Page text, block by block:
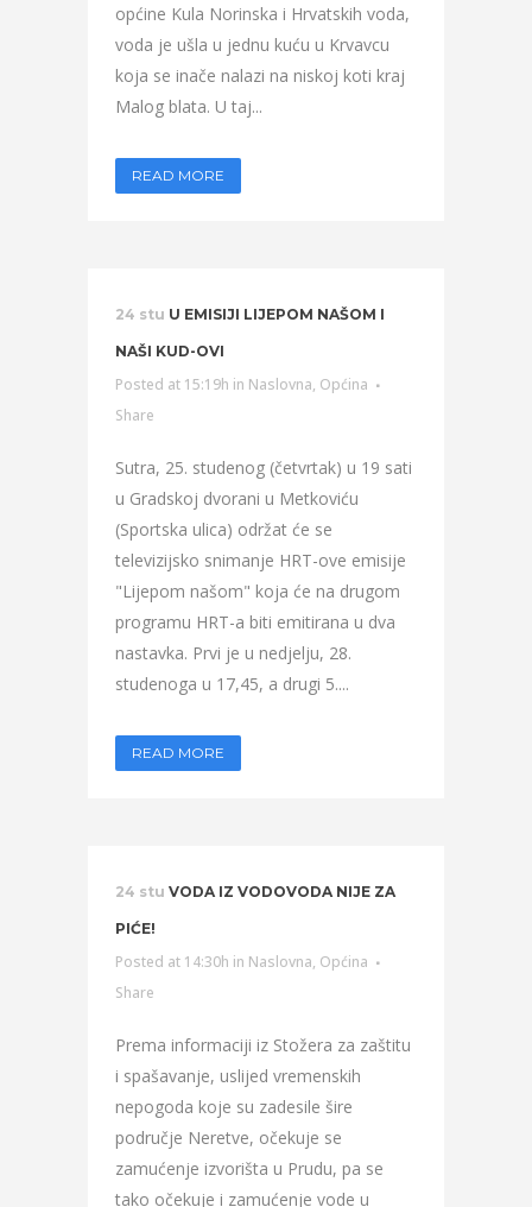
općine Kula Norinska i Hrvatskih voda,
voda je ušla u jednu kuću u Krvavcu
koja se inače nalazi na niskoj koti kraj
Malog blata. U taj...
READ MORE
24 stu U EMISIJI LIJEPOM NAŠOM I
NAŠI KUD-OVI
Posted at 15:19h in Naslovna, Općina
Share
Sutra, 25. studenog (četvrtak) u 19 sati
u Gradskoj dvorani u Metkoviću
(Sportska ulica) održat će se
televizijsko snimanje HRT-ove emisije
"Lijepom našom" koja će na drugom
programu HRT-a biti emitirana u dva
nastavka. Prvi je u nedjelju, 28.
studenoga u 17,45, a drugi 5....
READ MORE
24 stu VODA IZ VODOVODA NIJE ZA
PIĆE!
Posted at 14:30h in Naslovna, Općina
Share
Prema informaciji iz Stožera za zaštitu
i spašavanje, uslijed vremenskih
nepogoda koje su zadesile šire
područje Neretve, očekuje se
zamućenje izvorišta u Prudu, pa se
tako očekuje i zamućenje vode u